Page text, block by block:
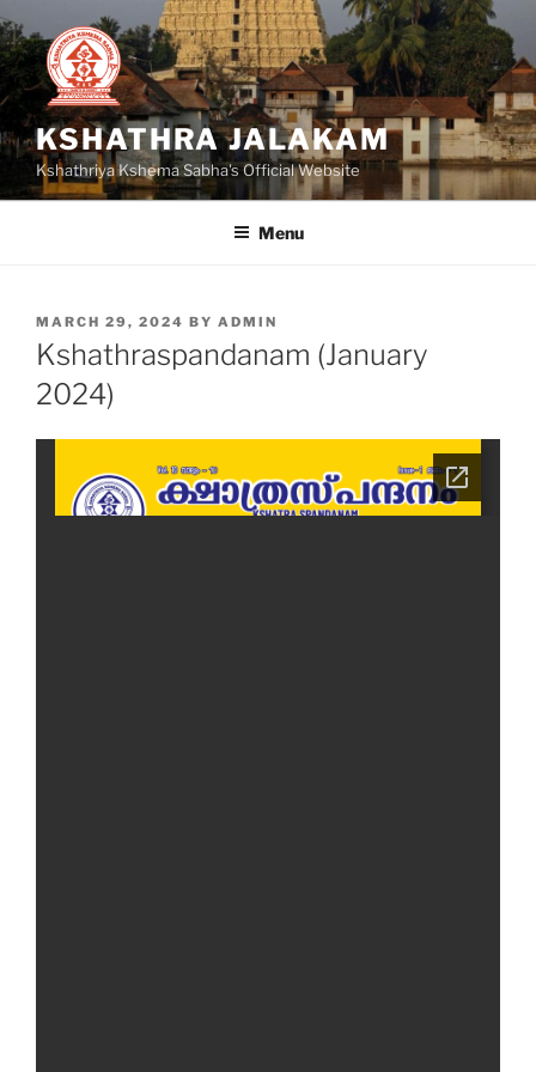
Skip
to
content
KSHATHRA JALAKAM
Kshathriya Kshema Sabha's Official Website
Menu
POSTED
ON
MARCH 29, 2024 BY ADMIN
Kshathraspandanam (January
2024)